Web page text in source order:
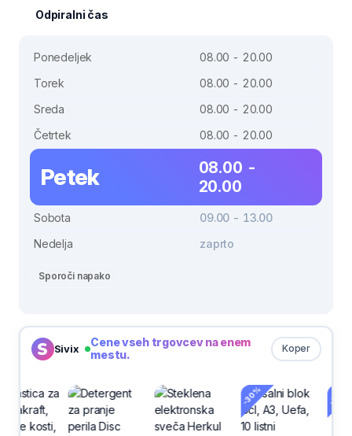
Odpiralni čas
Ponedeljek
08.00 - 20.00
Torek
08.00 - 20.00
Sreda
08.00 - 20.00
Četrtek
08.00 - 20.00
Petek
08.00 -
20.00
Sobota
09.00 - 13.00
Nedelja
zaprto
Sporoči napako
Sivix Koper
Cene vseh trgovcev na enem
mestu.
-30% -30%